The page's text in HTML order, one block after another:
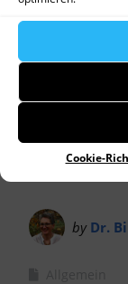
Cookie-
by Dr.